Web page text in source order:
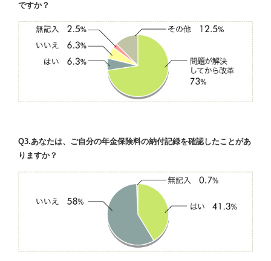
ですか？
Q3.あなたは、ご自分の年金保険料の納付記録を確認したことがあ
りますか？